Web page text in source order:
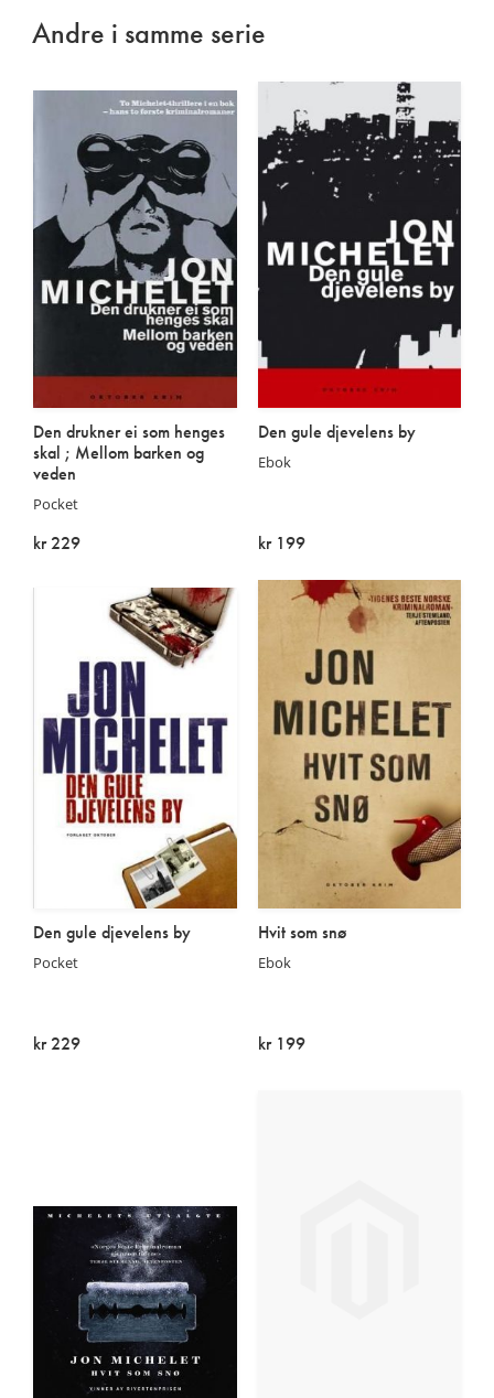
Andre i samme serie
Den drukner ei som henges
skal ; Mellom barken og
veden
Pocket
kr 229
Den gule djevelens by
Ebok
kr 199
Den gule djevelens by
Pocket
kr 229
Hvit som snø
Ebok
kr 199